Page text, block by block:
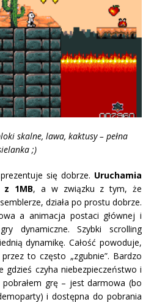
skalne, lawa, kaktusy – pełna
;)
się dobrze. Uruchamia
z 1MB, a w związku z tym, że
działa po prostu dobrze.
a animacja postaci głównej i
dynamiczne. Szybki scrolling
dynamikę. Całość powoduje,
to często „zgubnie”. Bardzo
gdzieś czyha niebezpieczeństwo i
grę – jest darmowa (bo
i dostępna do pobrania